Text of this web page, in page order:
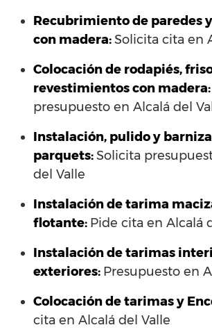
Recubrimiento de paredes
con madera:Solicita cita en
Colocación de rodapiés,
revestimientos con madera:
presupuesto en Alcalá del
Instalación, pulido y
parquets:Solicita
del Valle
Instalación de tarima
flotante: Pide cita en Alcalá
Instalación de tarimas
exteriores: Presupuesto en
Colocación de tarimas y
cita en Alcalá del Valle